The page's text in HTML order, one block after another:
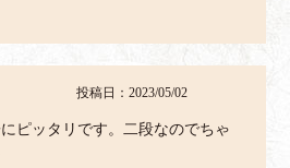
投稿日 2023/05/02
ピッタリです。二段なのでちゃ